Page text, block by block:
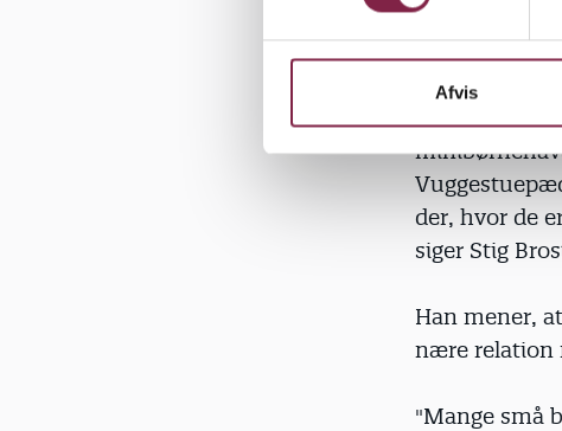
v
Afvis
"Vi ser
viser de
desværre en
der, hvor de
siger Stig
Han mener,
nære relation
"Mange små